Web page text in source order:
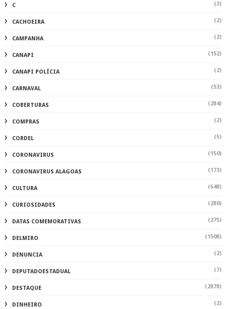
C (3)
CACHOEIRA (2)
CAMPANHA (2)
CANAPI (152)
CANAPI POLÍCIA (2)
CARNAVAL (53)
COBERTURAS (284)
COMPRAS (2)
CORDEL (5)
CORONAVIRUS (150)
CORONAVIRUS ALAGOAS (173)
CULTURA (648)
CURIOSIDADES (280)
DATAS COMEMORATIVAS (275)
DELMIRO (1508)
DENUNCIA (2)
DEPUTADOESTADUAL (7)
DESTAQUE (2878)
DINHEIRO (2)